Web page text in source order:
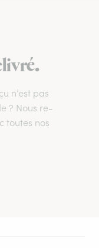
n’est pas
? Nous re-
toutes nos